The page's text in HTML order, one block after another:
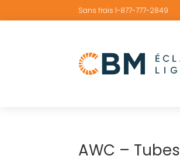
Sans frais 1-877-777-2849
AWC –